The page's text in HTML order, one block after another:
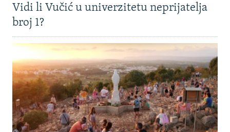
Vidi li Vučić u univerzitetu neprijatelja
broj 1?